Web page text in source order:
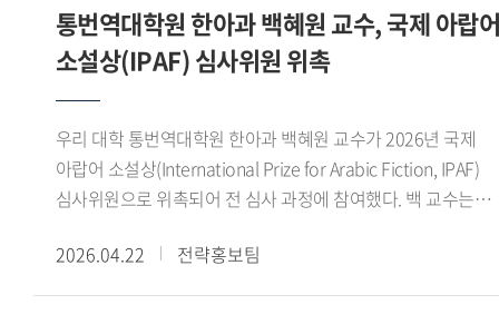
진행해 온 연구들을 종합하여 언어철학사 라는 보다 체계적인
저술로 정리하는 것도 중요한 목표 가운데 하나입니다. -
교수님은 평소 굵직한 미술대전에서 수상하는 등 미술 작업도
동아리에서 그림을 시작했으니 거의 45년 정도 작업해온
셈입니다. 솔직히 학부 재학시절에는 공부보다는 그림에
미쳐있다시피 했습니다. 방학이면 일주일 넘게 스케치 여행을
그렸습니다. 귀국 후에는 그림촌 졸업생들을 모아서 프러시안
블루 라는 모임을 만들어 해마다 인사동에서 그룹전을 하고
선점하고, 주요 표준화 그룹 신설을 통한 오피니언 리더로
활동하며, 피지컬 AI 관련 핵심 기술 표준 개발을 통한
국제표준화 주도권 확보 및 한국의 영향력 확대를 추진한다.
국제 표준화 명장으로 활동하고 있으며, 인공지능과
통신네트워크의 융합을 통한 지능형 네트워크 표준화 부문에서
차세대 전문가 양성을 위한 멘토링과 국제표준화 대응 전략
통번역대학원 한아과 백혜원 교수, 국제 아랍
소설상(IPAF) 심사위원 위촉
우리 대학 통번역대학원 한아과 백혜원 교수가 2026년 국제
아랍어 소설상(International Prize for Arabic Fiction, IPAF)
심사위원으로 위촉되어 전 심사 과정에 참여했다. 백 교수는
기여했다.국제 아랍어 소설상은 아랍 부커상 으로 불리는
아랍권 최고 권위의 문학상으로, 지난 한 해 동안 아랍권에서
2026.04.22 전략홍보팀